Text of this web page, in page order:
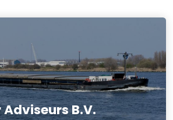
B.V.